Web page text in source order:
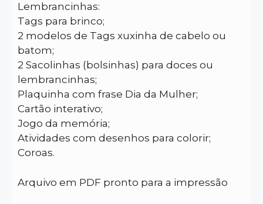
Lembrancinhas:
Tags para brinco;
2 modelos de Tags xuxinha de cabelo ou
batom;
2 Sacolinhas (bolsinhas) para doces ou
lembrancinhas;
Plaquinha com frase Dia da Mulher;
Cartão interativo;
Jogo da memória;
Atividades com desenhos para colorir;
Coroas.
Arquivo em PDF pronto para a impressão